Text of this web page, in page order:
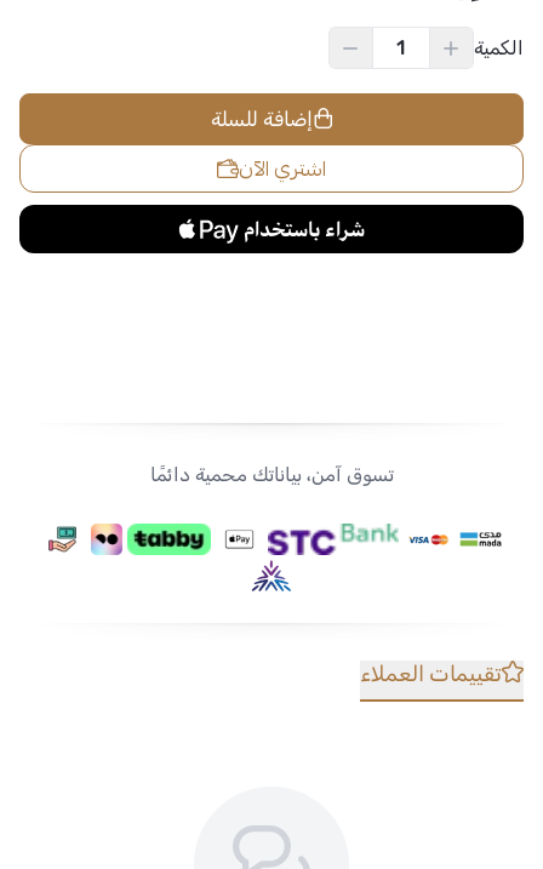
الكمية
إضافة للسلة
اشتري الآن
تسوق آمن، بياناتك محمية دائمًا
تقييمات العملاء